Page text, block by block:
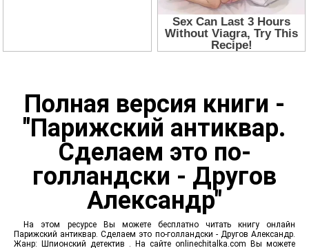
Полная версия книги -
"Парижский антиквар.
Сделаем это по-
голландски - Другов
Александр"
На этом ресурсе Вы можете бесплатно читать книгу онлайн
Парижский антиквар. Сделаем это по-голландски - Другов Александр.
Жанр: Шпионский детектив . На сайте onlinechitalka.com Вы можете